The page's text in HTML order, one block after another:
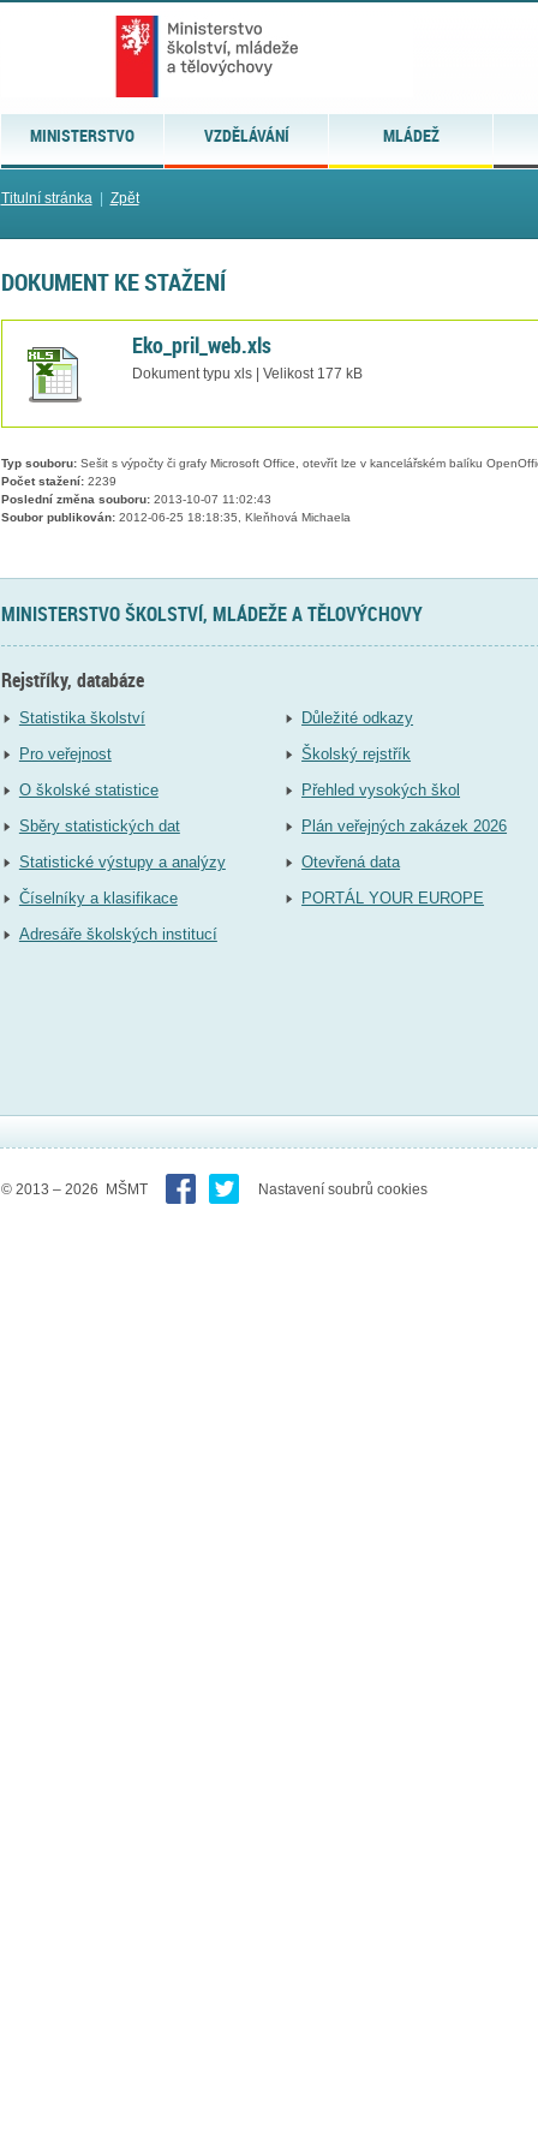
MINISTERSTVO VZDĚLÁVÁNÍ MLÁDEŽ
Titulní stránka| Zpět
DOKUMENT KE STAŽENÍ
Eko_pril_web.xls
Dokument typu xls | Velikost 177 kB
Typ souboru:Sešit s výpočty či grafy Microsoft Office, otevřít lze v kancelářském balíku
Počet stažení:2239
Poslední změna souboru:2013-10-07 11:02:43
Soubor publikován:2012-06-25 18:18:35, Kleňhová Michaela
MINISTERSTVO ŠKOLSTVÍ, MLÁDEŽE A TĚLOVÝCHOVY
Rejstříky, databáze
Statistika školství
Pro veřejnost
O školské statistice
Sběry statistických dat
Statistické výstupy a analýzy
Číselníky a klasifikace
Adresáře školských institucí
Důležité odkazy
Školský rejstřík
Přehled vysokých škol
Plán veřejných zakázek 2026
Otevřená data
PORTÁL YOUR EUROPE
© 2013 – 2026 MŠMT Nastavení soubrů cookies